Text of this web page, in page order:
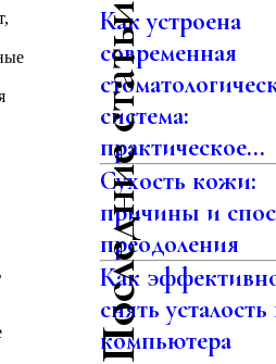
Последние статьи
Как устроена
современная
система:
практическое...
Сухость кожи:
причины и
преодоления
Как
снять усталость
компьютера